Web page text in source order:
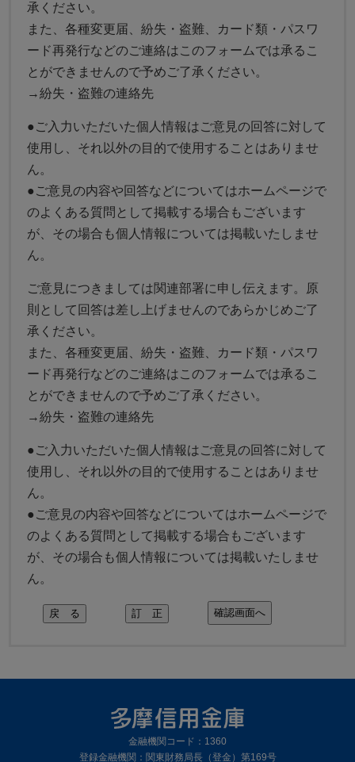
承ください。
また、各種変更届、紛失・盗難、カード類・パスワ
ード再発行などのご連絡はこのフォームでは承るこ
とができませんので予めご了承ください。
→紛失・盗難の連絡先
●ご入力いただいた個人情報はご意見の回答に対して
使用し、それ以外の目的で使用することはありませ
ん。
●ご意見の内容や回答などについてはホームページで
のよくある質問として掲載する場合もございます
が、その場合も個人情報については掲載いたしませ
ん。
ご意見につきましては関連部署に申し伝えます。原
則として回答は差し上げませんのであらかじめご了
承ください。
また、各種変更届、紛失・盗難、カード類・パスワ
ード再発行などのご連絡はこのフォームでは承るこ
とができませんので予めご了承ください。
→紛失・盗難の連絡先
●ご入力いただいた個人情報はご意見の回答に対して
使用し、それ以外の目的で使用することはありませ
ん。
●ご意見の内容や回答などについてはホームページで
のよくある質問として掲載する場合もございます
が、その場合も個人情報については掲載いたしませ
ん。
金融機関コード：1360
登録金融機関：関東財務局長（登金）第169号